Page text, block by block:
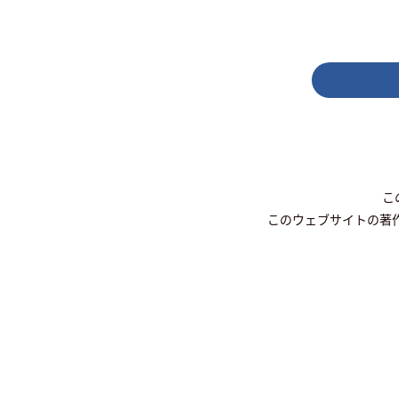
このウェブサイトの